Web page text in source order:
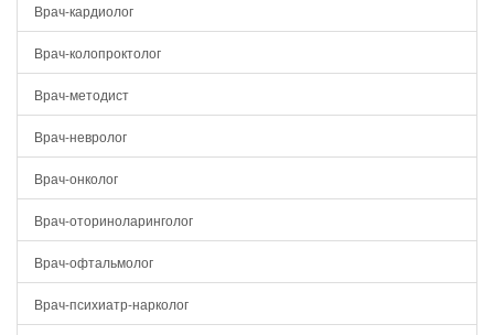
Врач-кардиолог
Врач-колопроктолог
Врач-методист
Врач-невролог
Врач-онколог
Врач-оториноларинголог
Врач-офтальмолог
Врач-психиатр-нарколог